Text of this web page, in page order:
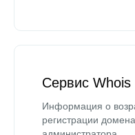
Сервис Whois
Информация о
регистрации